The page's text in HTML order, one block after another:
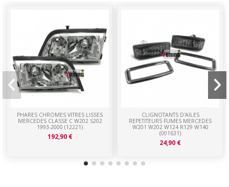
PHARES CHROMES VITRES LISSES
MERCEDES CLASSE C W202 S202
1993-2000 (12221)
192,90 €
CLIGNOTANTS D'AILES
REPETITEURS FUMES MERCEDES
W201 W202 W124 R129 W140
(001631)
24,90 €